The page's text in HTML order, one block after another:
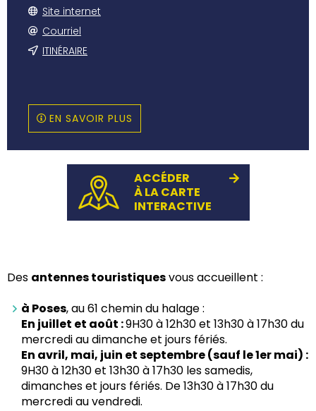
Site internet
Courriel
ITINÉRAIRE
EN SAVOIR PLUS
ACCÉDER
À LA CARTE
INTERACTIVE
Des antennes touristiquesvous accueillent :
à Poses,au 61 chemin du halage:
En juillet et août :9H30 à 12h30 et 13h30 à 17h30 du
mercredi au dimanche et jours fériés.
En avril, mai, juin et septembre (sauf le 1er mai) :
9H30 à 12h30 et 13h30 à 17h30 les samedis,
dimanches et jours fériés. De 13h30 à 17h30 du
mercredi au vendredi.